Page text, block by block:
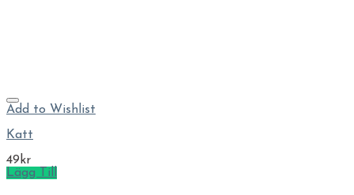
Add to Wishlist
Katt
49 kr
Lägg Till